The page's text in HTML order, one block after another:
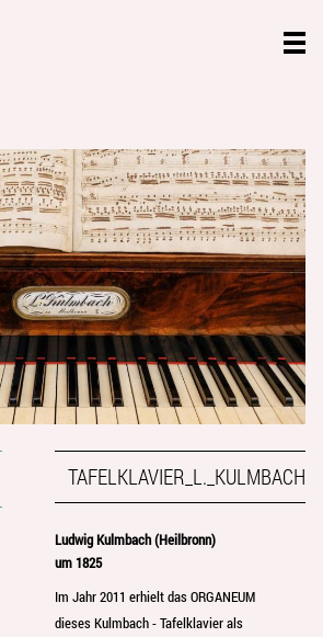
TAFELKLAVIER_L._KULMBACH
Ludwig Kulmbach (Heilbronn)
um 1825
Im Jahr 2011 erhielt das ORGANEUM
dieses Kulmbach - Tafelklavier als